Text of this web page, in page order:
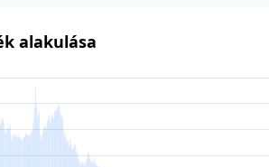
alakulása